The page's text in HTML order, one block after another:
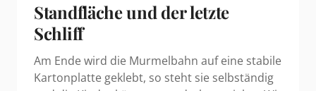
Standfläche und der letzte
Schliff
Am Ende wird die Murmelbahn auf eine stabile
Kartonplatte geklebt, so steht sie selbständig